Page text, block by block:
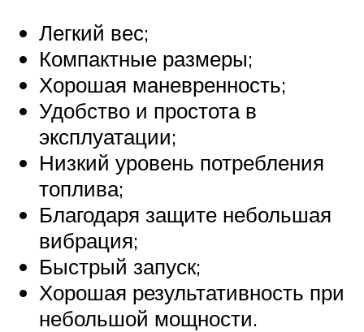
Легкий вес;
Компактные размеры;
Хорошая маневренность;
Удобство и простота в
эксплуатации;
Низкий уровень потребления
топлива;
Благодаря защите небольшая
вибрация;
Быстрый запуск;
Хорошая результативность при
небольшой мощности.